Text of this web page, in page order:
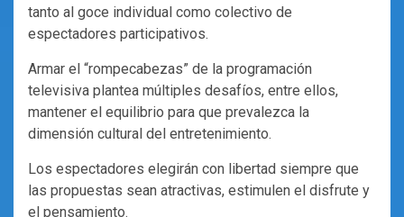
tanto al goce individual como colectivo de
espectadores participativos.
Armar el “rompecabezas” de la programación
televisiva plantea múltiples desafíos, entre ellos,
mantener el equilibrio para que prevalezca la
dimensión cultural del entretenimiento.
Los espectadores elegirán con libertad siempre que
las propuestas sean atractivas, estimulen el disfrute y
el pensamiento.